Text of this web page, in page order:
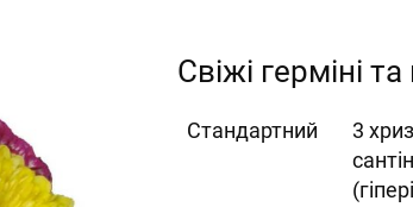
Свіжі герміні
Cтандартний
3